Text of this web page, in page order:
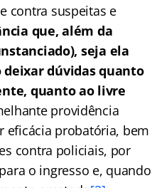
contra suspeitas e
que, além da
seja ela
dúvidas quanto
quanto ao livre
providência
eficácia probatória, bem
contra policiais, por
o ingresso e, quando